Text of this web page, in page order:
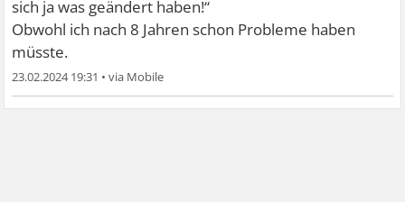
sich ja was geändert haben!“
Obwohl ich nach 8 Jahren schon Probleme haben
müsste.
23.02.2024 19:31 •